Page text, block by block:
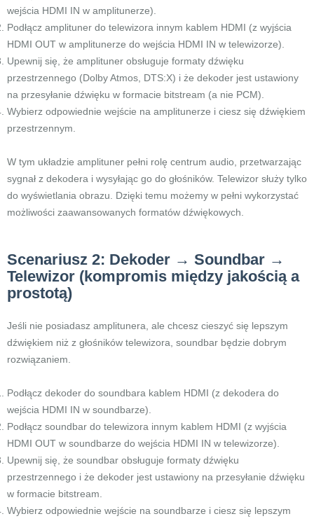
wejścia HDMI IN w amplitunerze).
Podłącz amplituner do telewizora innym kablem HDMI (z wyjścia
HDMI OUT w amplitunerze do wejścia HDMI IN w telewizorze).
Upewnij się, że amplituner obsługuje formaty dźwięku
przestrzennego (Dolby Atmos, DTS:X) i że dekoder jest ustawiony
na przesyłanie dźwięku w formacie bitstream (a nie PCM).
Wybierz odpowiednie wejście na amplitunerze i ciesz się dźwiękiem
przestrzennym.
W tym układzie amplituner pełni rolę centrum audio, przetwarzając
sygnał z dekodera i wysyłając go do głośników. Telewizor służy tylko
do wyświetlania obrazu. Dzięki temu możemy w pełni wykorzystać
możliwości zaawansowanych formatów dźwiękowych.
Scenariusz 2: Dekoder → Soundbar →
Telewizor (kompromis między jakością a
prostotą)
Jeśli nie posiadasz amplitunera, ale chcesz cieszyć się lepszym
dźwiękiem niż z głośników telewizora, soundbar będzie dobrym
rozwiązaniem.
Podłącz dekoder do soundbara kablem HDMI (z dekodera do
wejścia HDMI IN w soundbarze).
Podłącz soundbar do telewizora innym kablem HDMI (z wyjścia
HDMI OUT w soundbarze do wejścia HDMI IN w telewizorze).
Upewnij się, że soundbar obsługuje formaty dźwięku
przestrzennego i że dekoder jest ustawiony na przesyłanie dźwięku
w formacie bitstream.
Wybierz odpowiednie wejście na soundbarze i ciesz się lepszym